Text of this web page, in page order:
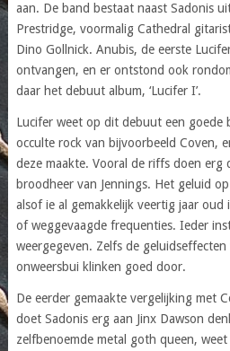
aan. De band bestaat naast Sadonis
Prestridge, voormalig Cathedral
Dino Gollnick. Anubis, de eerste
ontvangen, en er ontstond ook
daar het debuut album, ‘Lucifer I’.
Lucifer weet op dit debuut een goede
occulte rock van bijvoorbeeld Coven,
deze maakte. Vooral de riffs doen erg
broodheer van Jennings. Het geluid
alsof ie al gemakkelijk veertig jaar oud
of weggevaagde frequenties. Ieder
weergegeven. Zelfs de
onweersbui klinken goed door.
De eerder gemaakte vergelijking met
doet Sadonis erg aan Jinx Dawson
zelfbenoemde metal goth queen,